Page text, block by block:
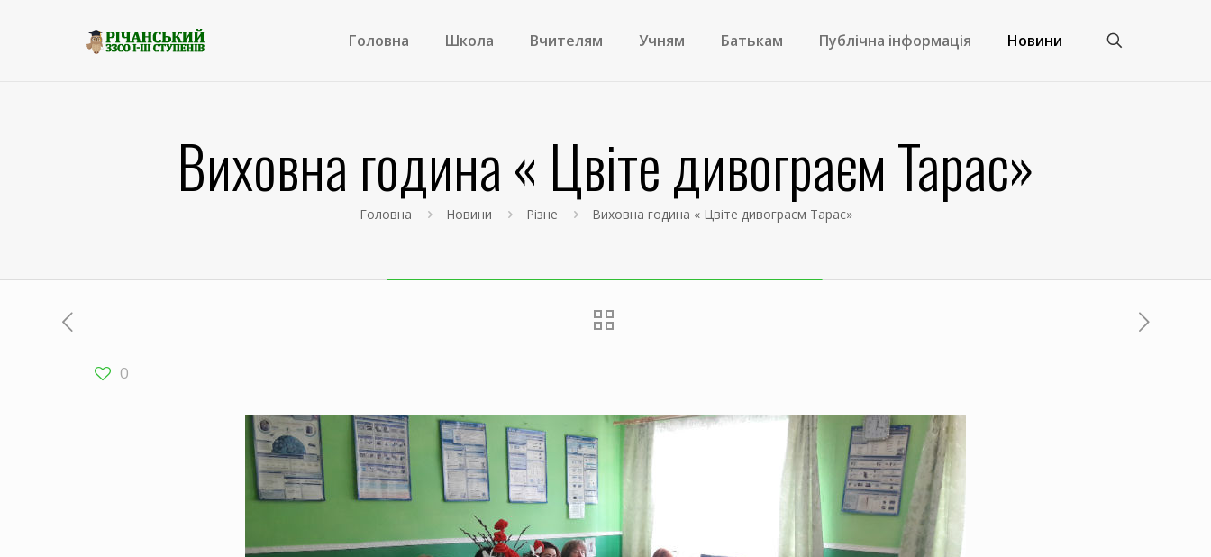
Головна Школа Вчителям Учням Батькам Публічна інформація Новини
Виховна година « Цвіте дивограєм Тарас»
Головна Новини Різне Виховна година « Цвіте дивограєм Тарас»
0